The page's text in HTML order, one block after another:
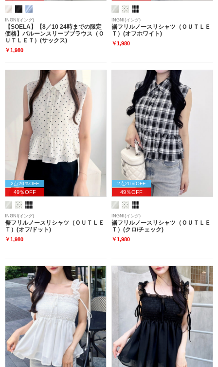
INGNI(イング)
【SOELA】【8／10 24時までの限定
価格】バルーンスリーブブラウス（Ｏ
ＵＴＬＥＴ）(サックス)
￥1,980
INGNI(イング)
裾フリルノースリシャツ（ＯＵＴＬＥ
Ｔ）(オフホワイト)
￥1,980
2点20％OFF
49％OFF
INGNI(イング)
裾フリルノースリシャツ（ＯＵＴＬＥ
Ｔ）(オフ/ドット)
￥1,980
2点20％OFF
49％OFF
INGNI(イング)
裾フリルノースリシャツ（ＯＵＴＬＥ
Ｔ）(クロ/チェック)
￥1,980